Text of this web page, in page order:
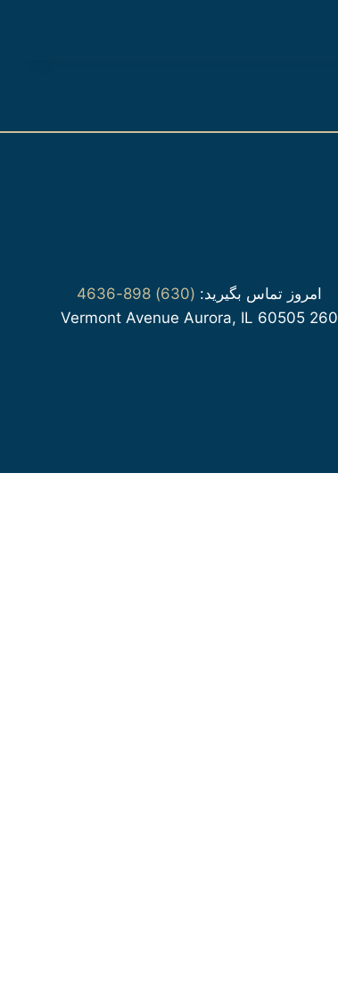
امروز تماس بگیرید: (630) 898-4636
260 Vermont Avenue Aurora, IL 60505